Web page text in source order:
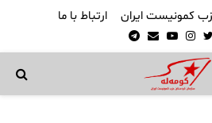
کمونیست ایران ارتباط با ما
Twitter
Instagram
Youtube
Email
Telegram